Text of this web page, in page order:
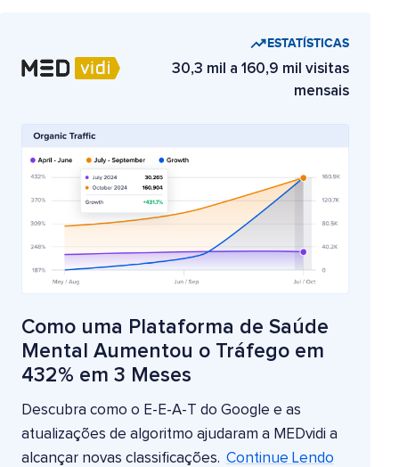
ESTATÍSTICAS
30,3 mil a 160,9 mil visitas
mensais
Como uma Plataforma de Saúde
Mental Aumentou o Tráfego em
432% em 3 Meses
Descubra como o E-E-A-T do Google e as
atualizações de algoritmo ajudaram a MEDvidi a
alcançar novas classificações. Continue Lendo